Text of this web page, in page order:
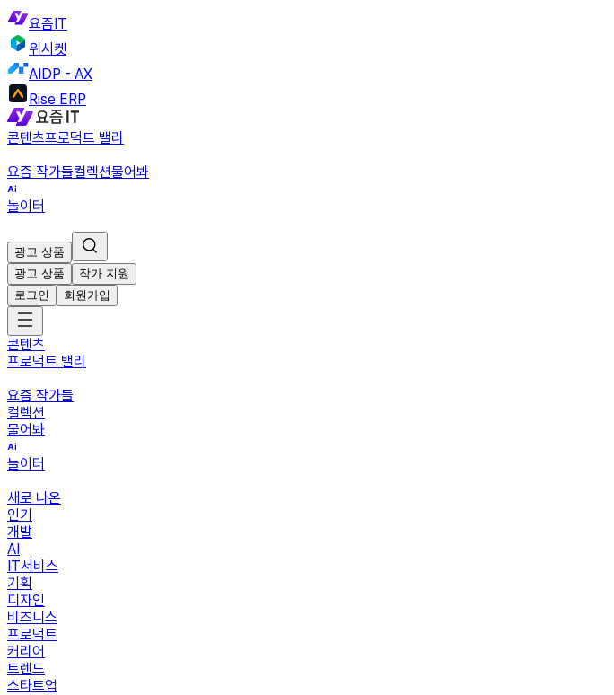
요즘IT
위시켓
AIDP - AX
Rise ERP
콘텐츠프로덕트 밸리
요즘 작가들컬렉션물어봐
놀이터
광고 상품
광고 상품
작가 지원
로그인
회원가입
콘텐츠
프로덕트 밸리
요즘 작가들
컬렉션
물어봐
놀이터
새로 나온
인기
개발
AI
IT서비스
기획
디자인
비즈니스
프로덕트
커리어
트렌드
스타트업